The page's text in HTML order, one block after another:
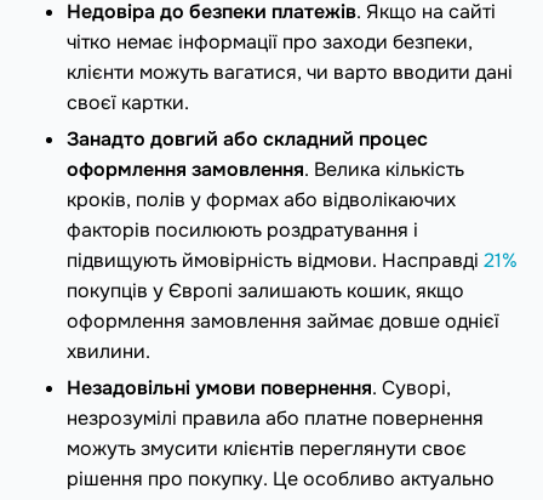
Недовіра до безпеки платежів. Якщо на сайті
чітко немає інформації про заходи безпеки,
клієнти можуть вагатися, чи варто вводити дані
своєї картки.
Занадто довгий або складний процес
оформлення замовлення. Велика кількість
кроків, полів у формах або відволікаючих
факторів посилюють роздратування і
підвищують ймовірність відмови. Насправді 21%
покупців у Європі залишають кошик, якщо
оформлення замовлення займає довше однієї
хвилини.
Незадовільні умови повернення. Суворі,
незрозумілі правила або платне повернення
можуть змусити клієнтів переглянути своє
рішення про покупку. Це особливо актуально